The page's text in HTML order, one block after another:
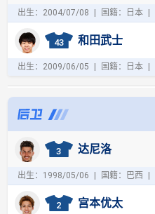
出生：2004/07/08 国籍：日本
43 和田武士
出生：2009/06/05 国籍：日本
后
卫
3 达尼洛
出生：1998/05/06 国籍：巴西
2 宫本优太